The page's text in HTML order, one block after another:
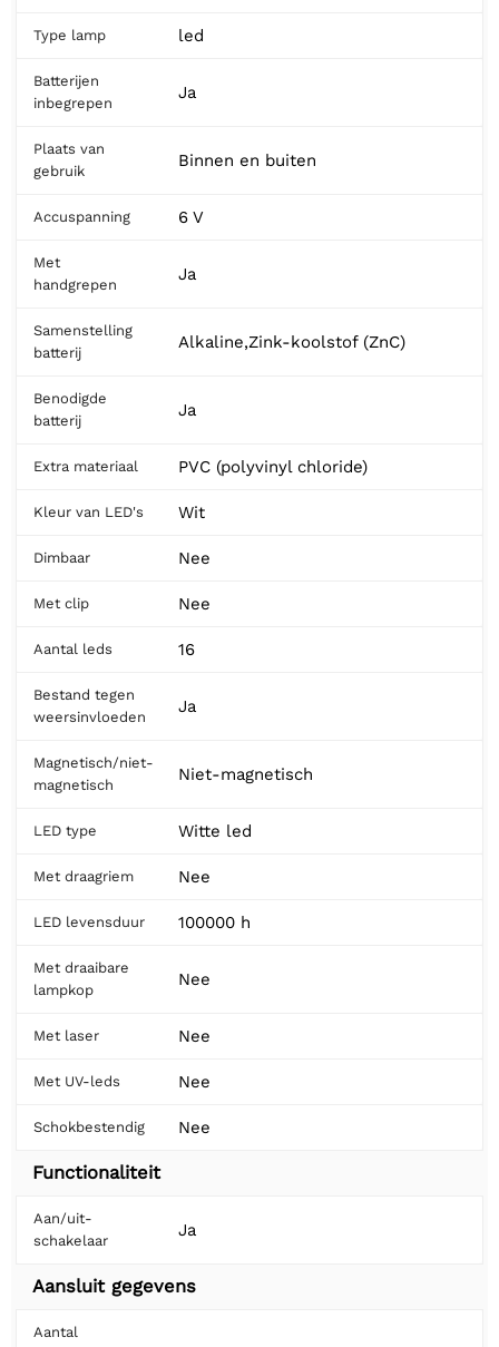
Type lamp led
Batterijen
inbegrepen
Ja
Plaats van
gebruik
Binnen en buiten
Accuspanning 6 V
Met
handgrepen
Ja
Samenstelling
batterij
Alkaline,Zink-koolstof (ZnC)
Benodigde
batterij
Ja
Extra materiaal PVC (polyvinyl chloride)
Kleur van LED's Wit
Dimbaar Nee
Met clip Nee
Aantal leds 16
Bestand tegen
weersinvloeden
Ja
Magnetisch/niet-
magnetisch
Niet-magnetisch
LED type Witte led
Met draagriem Nee
LED levensduur 100000 h
Met draaibare
lampkop
Nee
Met laser Nee
Met UV-leds Nee
Schokbestendig Nee
Functionaliteit
Aan/uit-
schakelaar
Ja
Aansluit gegevens
Aantal